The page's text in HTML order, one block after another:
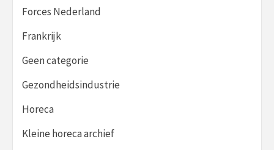
Forces Nederland
Frankrijk
Geen categorie
Gezondheidsindustrie
Horeca
Kleine horeca archief